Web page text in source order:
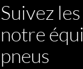
Suivez
notre
pneus